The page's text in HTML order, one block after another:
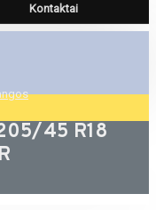
Kontaktai
45 R18